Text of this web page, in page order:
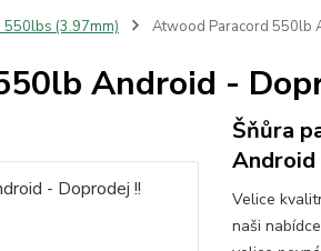
550lbs (3.97mm) Atwood Paracord 550lb
Android -
Šňůra
Android
Velice
naši